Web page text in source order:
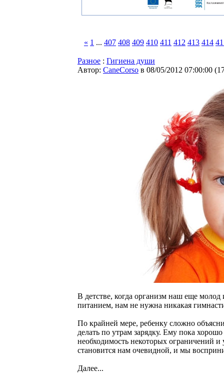
« 1 ... 407 408 409 410 411 412 413 414
Разное : Гигиена души
Автор: CaneCorso в 08/05/2012 07:00:00 (
В детстве, когда организм наш еще
питанием, нам не нужна никакая
По крайней мере, ребенку сложно
делать по утрам зарядку. Ему пока
необходимость некоторых ограничений
становится нам очевидной, и мы
Далее...